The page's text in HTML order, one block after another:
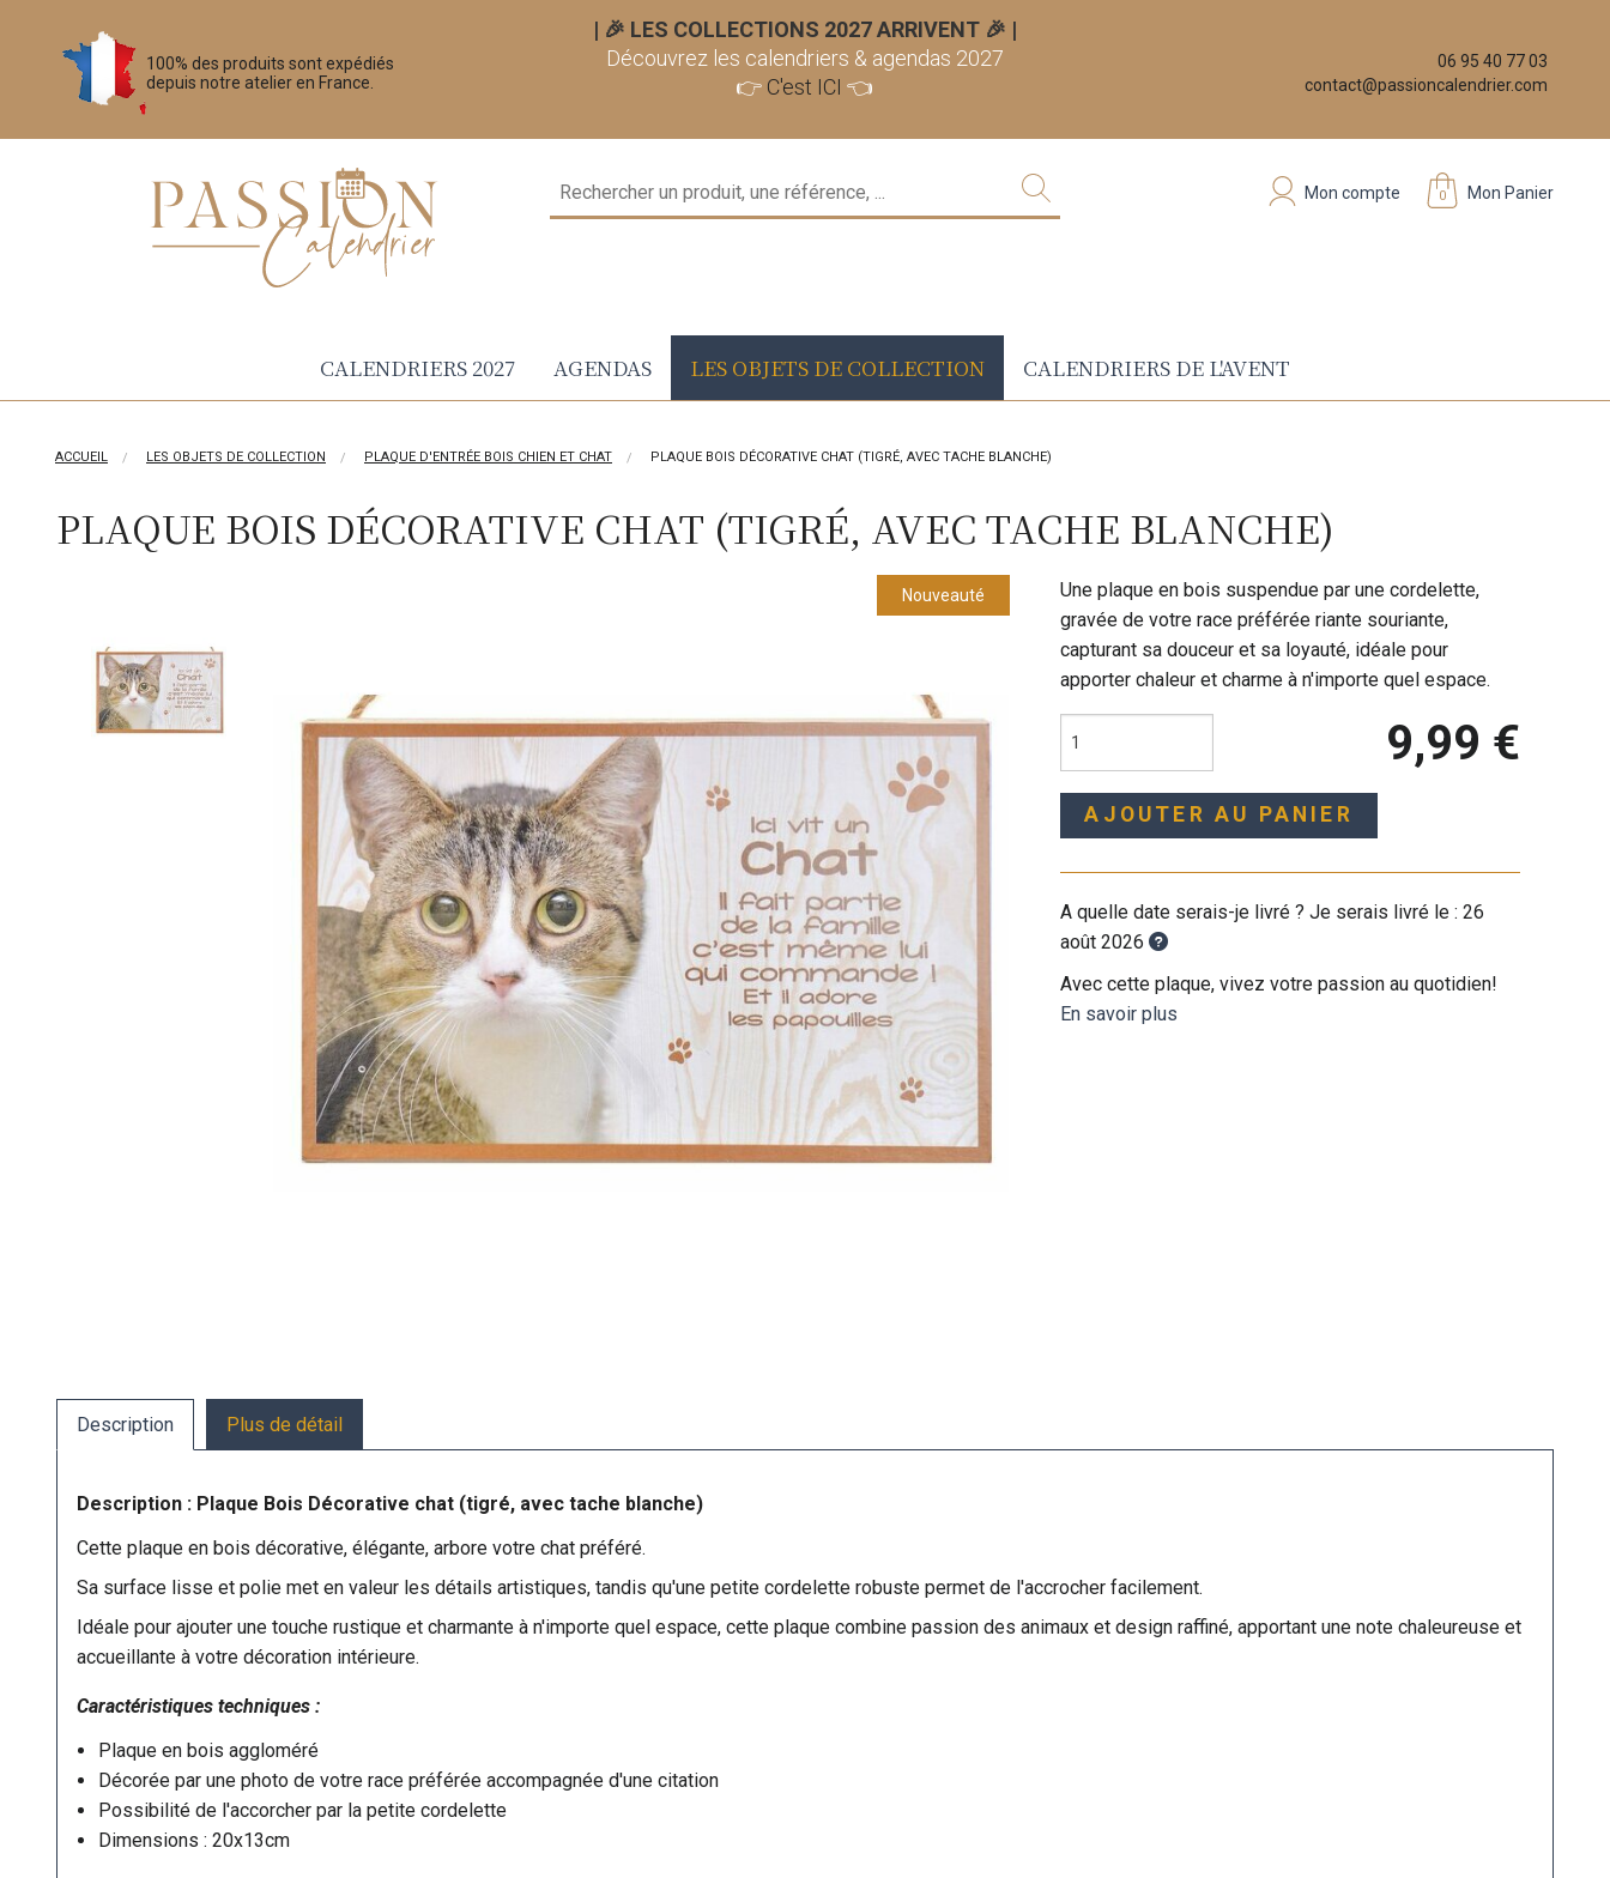
100% des produits sont expédiés
depuis notre atelier en France.
| 🎉 LES COLLECTIONS 2027 ARRIVENT 🎉 |
Découvrez les calendriers & agendas 2027
👉 C'est ICI 👈
06 95 40 77 03
contact@passioncalendrier.com
0 Mon Panier
Mon compte
CALENDRIERS 2027 AGENDAS LES OBJETS DE COLLECTION CALENDRIERS DE L'AVENT
ACCUEIL LES OBJETS DE COLLECTION PLAQUE D'ENTRÉE BOIS CHIEN ET CHAT PLAQUE BOIS DÉCORATIVE CHAT (TIGRÉ, AVEC TACHE BLANCHE)
PLAQUE BOIS DÉCORATIVE CHAT (TIGRÉ, AVEC TACHE BLANCHE)
Nouveauté
Une plaque en bois suspendue par une cordelette,
gravée de votre race préférée riante souriante,
capturant sa douceur et sa loyauté, idéale pour
apporter chaleur et charme à n'importe quel espace.
9,99 €
AJOUTER AU PANIER
A quelle date serais-je livré ? Je serais livré le :26
août 2026
Avec cette plaque, vivez votre passion au quotidien!
En savoir plus
Description Plus de détail
Description : Plaque Bois Décorative chat (tigré, avec tache blanche)
Cette plaque en bois décorative, élégante, arbore votre chat préféré.
Sa surface lisse et polie met en valeur les détails artistiques, tandis qu'une petite cordelette robuste permet de l'accrocher facilement.
Idéale pour ajouter une touche rustique et charmante à n'importe quel espace, cette plaque combine passion des animaux et design raffiné, apportant une note chaleureuse et
accueillante à votre décoration intérieure.
Caractéristiques techniques :
Plaque en bois aggloméré
Décorée par une photo de votre race préférée accompagnée d'une citation
Possibilité de l'accorcher par la petite cordelette
Dimensions : 20x13cm